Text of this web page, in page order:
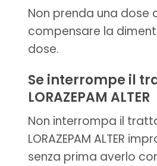
Non prenda una dose
compensare la
dose.
Se interrompe il
LORAZEPAM ALTER
Non interrompa il
LORAZEPAM ALTER
senza prima averlo